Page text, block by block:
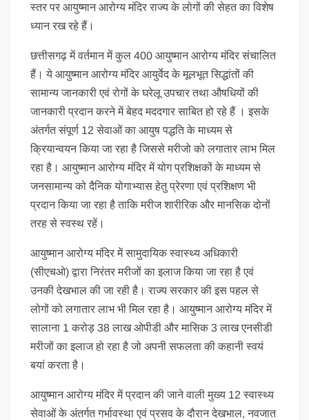
स्तर पर आयुष्मान आरोग्य मंदिर राज्य के लोगों की सेहत का विशेष
ध्यान रख रहे हैं।
छत्तीसगढ़ में वर्तमान में कुल 400 आयुष्मान आरोग्य मंदिर संचालित
हैं। ये आयुष्मान आरोग्य मंदिर आयुर्वेद के मूलभूत सिद्धांतों की
सामान्य जानकारी एवं रोगों के घरेलू उपचार तथा औषधियों की
जानकारी प्रदान करने में बेहद मददगार साबित हो रहे हैं । इसके
अंतर्गत संपूर्ण 12 सेवाओं का आयुष पद्धति के माध्यम से
क्रियान्वयन किया जा रहा है जिससे मरीजो को लगातार लाभ मिल
रहा है। आयुष्मान आरोग्य मंदिर में योग प्रशिक्षकों के माध्यम से
जनसामान्य को दैनिक योगाभ्यास हेतु प्रेरणा एवं प्रशिक्षण भी
प्रदान किया जा रहा है ताकि मरीज शारीरिक और मानसिक दोनों
तरह से स्वस्थ रहें।
आयुष्मान आरोग्य मंदिर में सामुदायिक स्वास्थ्य अधिकारी
(सीएचओ) द्वारा निरंतर मरीजों का इलाज किया जा रहा है एवं
उनकी देखभाल की जा रही है। राज्य सरकार की इस पहल से
लोगों को लगातार लाभ भी मिल रहा है। आयुष्मान आरोग्य मंदिर में
सालाना 1 करोड़ 38 लाख ओपीडी और मासिक 3 लाख एनसीडी
मरीजों का इलाज हो रहा है जो अपनी सफलता की कहानी स्वयं
बयां करता है।
आयुष्मान आरोग्य मंदिर में प्रदान की जाने वाली मुख्य 12 स्वास्थ्य
सेवाओं के अंतर्गत गर्भावस्था एवं प्रसव के दौरान देखभाल, नवजात